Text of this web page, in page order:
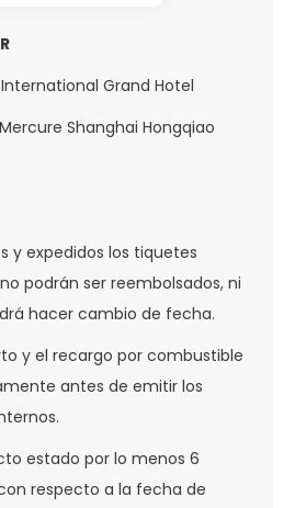
Grand Hotel
Shanghai Hongqiao
y expedidos los tiquetes
podrán ser reembolsados, ni
hacer cambio de fecha.
y el recargo por combustible
antes de emitir los
estado por lo menos 6
respecto a la fecha de